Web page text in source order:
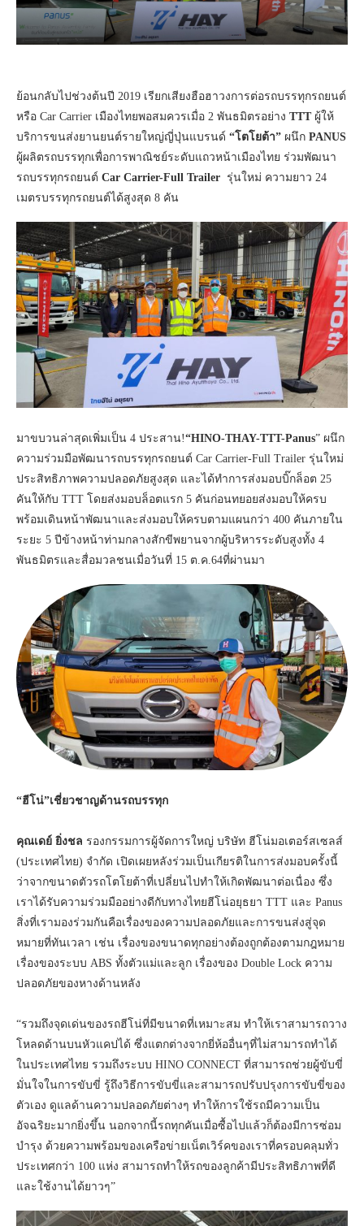
ย้อนกลับไปช่วงต้นปี 2019 เรียกเสียงฮือฮาวงการต่อรถบรรทุกรถยนต์
หรือ Car Carrier เมืองไทยพอสมควรเมื่อ 2 พันธมิตรอย่าง TTTผู้ให้
บริการขนส่งยานยนต์รายใหญ่ญี่ปุ่นแบรนด์ “โตโยต้า” ผนึก PANUS
ผู้ผลิตรถบรรทุกเพื่อการพาณิชย์ระดับแถวหน้าเมืองไทย ร่วมพัฒนา
รถบรรทุกรถยนต์ Car Carrier-Full Trailer รุ่นใหม่ ความยาว 24
เมตรบรรทุกรถยนต์ได้สูงสุด 8 คัน
มาขบวนล่าสุดเพิ่มเป็น 4 ประสาน!“HINO-THAY-TTT-Panus” ผนึก
ความร่วมมือพัฒนารถบรรทุกรถยนต์ Car Carrier-Full Trailer รุ่นใหม่
ประสิทธิภาพความปลอดภัยสูงสุด และได้ทำการส่งมอบบิ๊กล็อต 25
คันให้กับ TTT โดยส่งมอบล็อตแรก 5 คันก่อนทยอยส่งมอบให้ครบ
พร้อมเดินหน้าพัฒนาและส่งมอบให้ครบตามแผนกว่า 400 คันภายใน
ระยะ 5 ปีข้างหน้าท่ามกลางสักขีพยานจากผู้บริหารระดับสูงทั้ง 4
พันธมิตรและสื่อมวลชนเมื่อวันที่ 15 ต.ค.64ที่ผ่านมา
“ฮีโน่”เชี่ยวชาญด้านรถบรรทุก
คุณเดย์ ยิ่งชล รองกรรมการผู้จัดการใหญ่ บริษัท ฮีโน่มอเตอร์สเซลส์
(ประเทศไทย) จำกัด เปิดเผยหลังร่วมเป็นเกียรติในการส่งมอบครั้งนี้
ว่าจากขนาดตัวรถโตโยต้าที่เปลี่ยนไปทำให้เกิดพัฒนาต่อเนื่อง ซึ่ง
เราได้รับความร่วมมืออย่างดีกับทางไทยฮีโน่อยุธยา TTT และ Panus
สิ่งที่เรามองร่วมกันคือเรื่องของความปลอดภัยและการขนส่งสู่จุด
หมายที่ทันเวลา เช่น เรื่องของขนาดทุกอย่างต้องถูกต้องตามกฎหมาย
เรื่องของระบบ ABS ทั้งตัวแม่และลูก เรื่องของ Double Lock ความ
ปลอดภัยของหางด้านหลัง
“รวมถึงจุดเด่นของรถฮีโน่ที่มีขนาดที่เหมาะสม ทำให้เราสามารถวาง
โหลดด้านบนหัวแคปได้ ซึ่งแตกต่างจากยี่ห้ออื่นๆที่ไม่สามารถทำได้
ในประเทศไทย รวมถึงระบบ HINO CONNECT ที่สามารถช่วยผู้ขับขี่
มั่นใจในการขับขี่ รู้ถึงวิธีการขับขี่และสามารถปรับปรุงการขับขี่ของ
ตัวเอง ดูแลด้านความปลอดภัยต่างๆ ทำให้การใช้รถมีความเป็น
อัจฉริยะมากยิ่งขึ้น นอกจากนี้รถทุกคันเมื่อซื้อไปแล้วก็ต้องมีการซ่อม
บำรุง ด้วยความพร้อมของเครือข่ายเน็ตเวิร์คของเราที่ครอบคลุมทั่ว
ประเทศกว่า 100 แห่ง สามารถทำให้รถของลูกค้ามีประสิทธิภาพที่ดี
และใช้งานได้ยาวๆ”